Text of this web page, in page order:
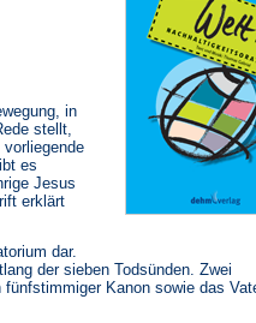
in
stellt,
es
Jesus
erklärt
dar.
der sieben Todsünden. Zwei
Kanon sowie das